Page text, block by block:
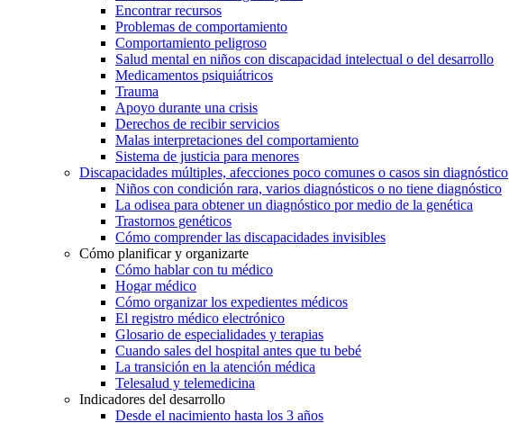
Encontrar recursos
Problemas de comportamiento
Comportamiento peligroso
Salud mental en niños con discapacidad intelectual o del desarrollo
Medicamentos psiquiátricos
Trauma
Apoyo durante una crisis
Derechos de recibir servicios
Malas interpretaciones del comportamiento
Sistema de justicia para menores
Discapacidades múltiples, afecciones poco comunes o casos sin diagnóstico
Niños con condición rara, varios diagnósticos o no tiene diagnóstico
La odisea para obtener un diagnóstico por medio de la genética
Trastornos genéticos
Cómo comprender las discapacidades invisibles
Cómo planificar y organizarte
Cómo hablar con tu médico
Hogar médico
Cómo organizar los expedientes médicos
El registro médico electrónico
Glosario de especialidades y terapias
Cuando sales del hospital antes que tu bebé
La transición en la atención médica
Telesalud y telemedicina
Indicadores del desarrollo
Desde el nacimiento hasta los 3 años